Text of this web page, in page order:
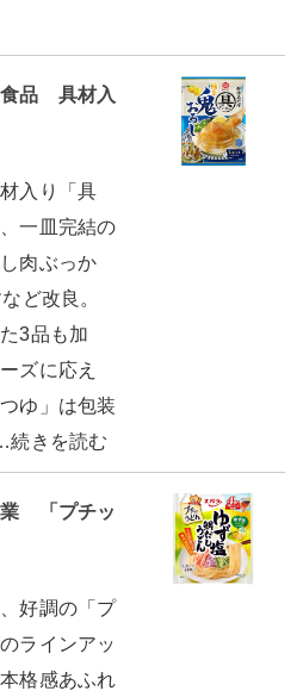
食品 具材入
入り「具
一皿完結の
肉ぶっか
ど改良。
3品も加
ズに応え
ゆ」は包装
続きを読む
業 「プチッ
好調の「プ
ラインアッ
格感あふれ